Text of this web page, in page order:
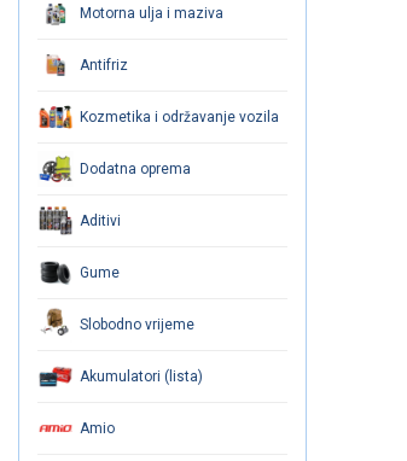
Motorna ulja i maziva
Antifriz
Kozmetika i održavanje vozila
Dodatna oprema
Aditivi
Gume
Slobodno vrijeme
Akumulatori (lista)
Amio